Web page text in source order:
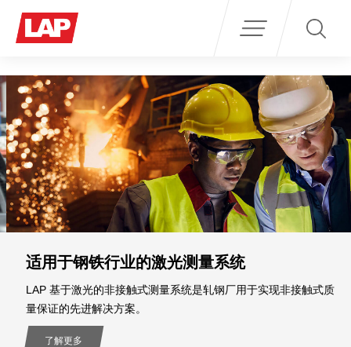
适用于钢铁行业的激光测量系统
LAP 基于激光的非接触式测量系统是轧钢厂用于实现非接触式质
量保证的先进解决方案。
了解更多